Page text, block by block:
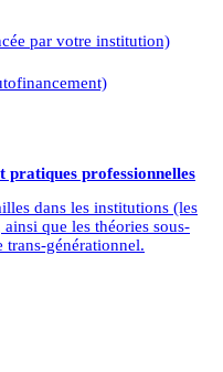
par votre institution)
pratiques professionnelles
dans les institutions (les
que les théories sous-
trans-générationnel.